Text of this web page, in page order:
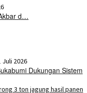
d…
Juli 2026
Dukungan Sistem